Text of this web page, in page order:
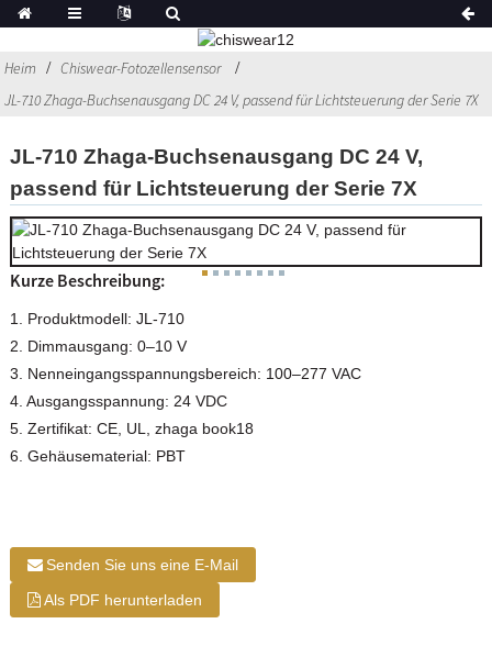
Heim
Chiswear-Fotozellensensor
JL-710 Zhaga-Buchsenausgang DC 24 V, passend für Lichtsteuerung der Serie 7X
JL-710 Zhaga-Buchsenausgang DC 24 V,
passend für Lichtsteuerung der Serie 7X
Kurze Beschreibung:
1. Produktmodell: JL-710
2. Dimmausgang: 0–10 V
3. Nenneingangsspannungsbereich: 100–277 VAC
4. Ausgangsspannung: 24 VDC
5. Zertifikat: CE, UL, zhaga book18
6. Gehäusematerial: PBT
Senden Sie uns eine E-Mail
Als PDF herunterladen